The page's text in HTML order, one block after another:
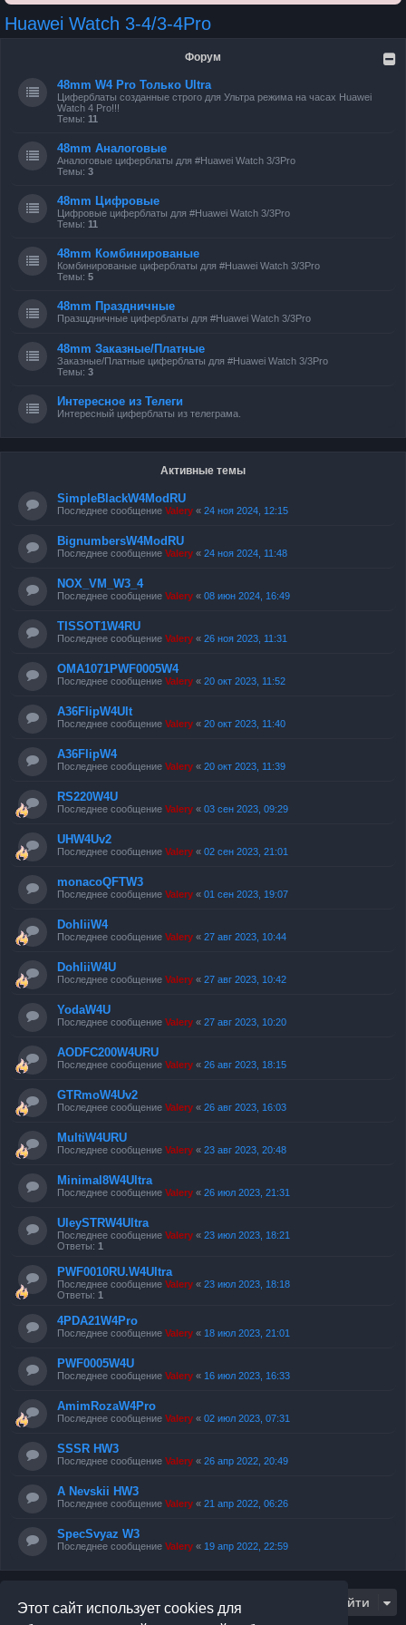
Этот сайт использует cookies для
Huawei Watch 3-4/3-4Pro
Форум
48mm W4 Pro Только Ultra
Циферблаты созданные строго для Ультра режима на часах Huawei
Watch 4 Pro!!!
Темы: 11
48mm Аналоговые
Аналоговые циферблаты для #Huawei Watch 3/3Pro
Темы: 3
48mm Цифровые
Цифровые циферблаты для #Huawei Watch 3/3Pro
Темы: 11
48mm Комбинированые
Комбинированые циферблаты для #Huawei Watch 3/3Pro
Темы: 5
48mm Праздничные
Празщдничные циферблаты для #Huawei Watch 3/3Pro
48mm Заказные/Платные
Заказные/Платные циферблаты для #Huawei Watch 3/3Pro
Темы: 3
Интересное из Телеги
Интересный циферблаты из телеграма.
Активные темы
SimpleBlackW4ModRU
Последнее сообщение Valery « 24 ноя 2024, 12:15
BignumbersW4ModRU
Последнее сообщение Valery « 24 ноя 2024, 11:48
NOX_VM_W3_4
Последнее сообщение Valery « 08 июн 2024, 16:49
TISSOT1W4RU
Последнее сообщение Valery « 26 ноя 2023, 11:31
OMA1071PWF0005W4
Последнее сообщение Valery « 20 окт 2023, 11:52
A36FlipW4Ult
Последнее сообщение Valery « 20 окт 2023, 11:40
A36FlipW4
Последнее сообщение Valery « 20 окт 2023, 11:39
RS220W4U
Последнее сообщение Valery « 03 сен 2023, 09:29
UHW4Uv2
Последнее сообщение Valery « 02 сен 2023, 21:01
monacoQFTW3
Последнее сообщение Valery « 01 сен 2023, 19:07
DohliiW4
Последнее сообщение Valery « 27 авг 2023, 10:44
DohliiW4U
Последнее сообщение Valery « 27 авг 2023, 10:42
YodaW4U
Последнее сообщение Valery « 27 авг 2023, 10:20
AODFC200W4URU
Последнее сообщение Valery « 26 авг 2023, 18:15
GTRmoW4Uv2
Последнее сообщение Valery « 26 авг 2023, 16:03
MultiW4URU
Последнее сообщение Valery « 23 авг 2023, 20:48
Minimal8W4Ultra
Последнее сообщение Valery « 26 июл 2023, 21:31
UleySTRW4Ultra
Последнее сообщение Valery « 23 июл 2023, 18:21
Ответы: 1
PWF0010RU.W4Ultra
Последнее сообщение Valery « 23 июл 2023, 18:18
Ответы: 1
4PDA21W4Pro
Последнее сообщение Valery « 18 июл 2023, 21:01
PWF0005W4U
Последнее сообщение Valery « 16 июл 2023, 16:33
AmimRozaW4Pro
Последнее сообщение Valery « 02 июл 2023, 07:31
SSSR HW3
Последнее сообщение Valery « 26 апр 2022, 20:49
A Nevskii HW3
Последнее сообщение Valery « 21 апр 2022, 06:26
SpecSvyaz W3
Последнее сообщение Valery « 19 апр 2022, 22:59
Перейти